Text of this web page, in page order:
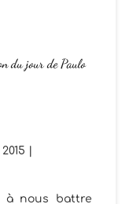
du jour de Paulo
à nous battre